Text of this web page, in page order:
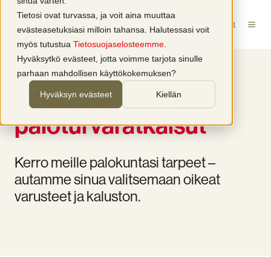
Tietosi ovat turvassa, ja voit aina muuttaa
evästeasetuksiasi milloin tahansa. Halutessasi voit
myös tutustua Tietosuojaselosteemme
Hyväksytkö evästeet, jotta voimme tarjota sinulle
parhaan mahdollisen käyttökokemuksen?
Hyväksyn evästeet Kiellän
Pelastustoimen
paloturvaratkaisut
Kerro meille palokuntasi tarpeet –
autamme sinua valitsemaan oikeat
varusteet ja kaluston.